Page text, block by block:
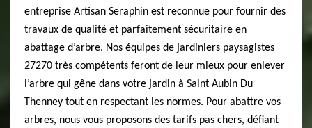
entreprise Artisan Seraphin est reconnue pour fournir des
travaux de qualité et parfaitement sécuritaire en
abattage d’arbre. Nos équipes de jardiniers paysagistes
27270 très compétents feront de leur mieux pour enlever
l’arbre qui gêne dans votre jardin à Saint Aubin Du
Thenney tout en respectant les normes. Pour abattre vos
arbres, nous vous proposons des tarifs pas chers, défiant